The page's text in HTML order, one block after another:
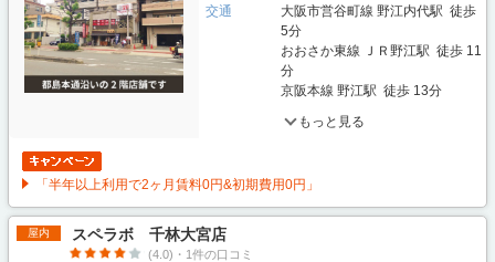
交通
大阪市営谷町線 野江内代駅 徒歩
5分
おおさか東線 ＪＲ野江駅 徒歩 11
分
京阪本線 野江駅 徒歩 13分
もっと見る
「半年以上利用で2ヶ月賃料0円&初期費用0円」
屋内 スペラボ 千林大宮店
(4.0)・1件の口コミ